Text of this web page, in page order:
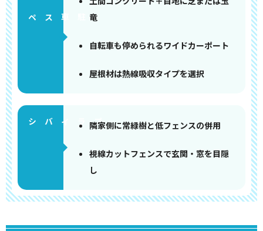
竜
自転車も停められるワイドカーポート
屋根材は熱線吸収タイプを選択
隣家側に常緑樹と低フェンスの併用
視線カットフェンスで玄関・窓を目隠
し